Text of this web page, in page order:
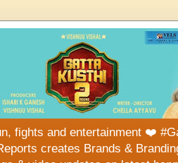
fights and entertainment ❤️
creates Brands &